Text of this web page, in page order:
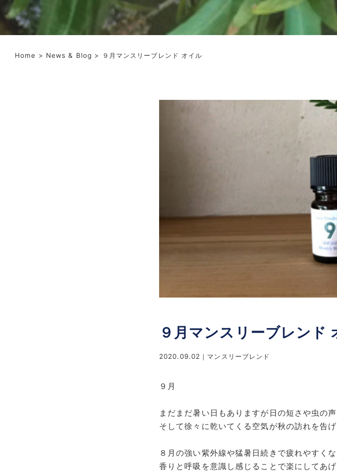
Home > News & Blog > ９月マンスリーブレンド オイル
９月マンスリーブレンド
2020.09.02 マンスリーブレンド
９月
まだまだ暑い日もありますが日の短さや虫の声
そして徐々に乾いてくる空気が秋の訪れを告げ
８月の強い紫外線や猛暑日続きで疲れやすく
香りと呼吸を意識し感じることで楽にしてあげ